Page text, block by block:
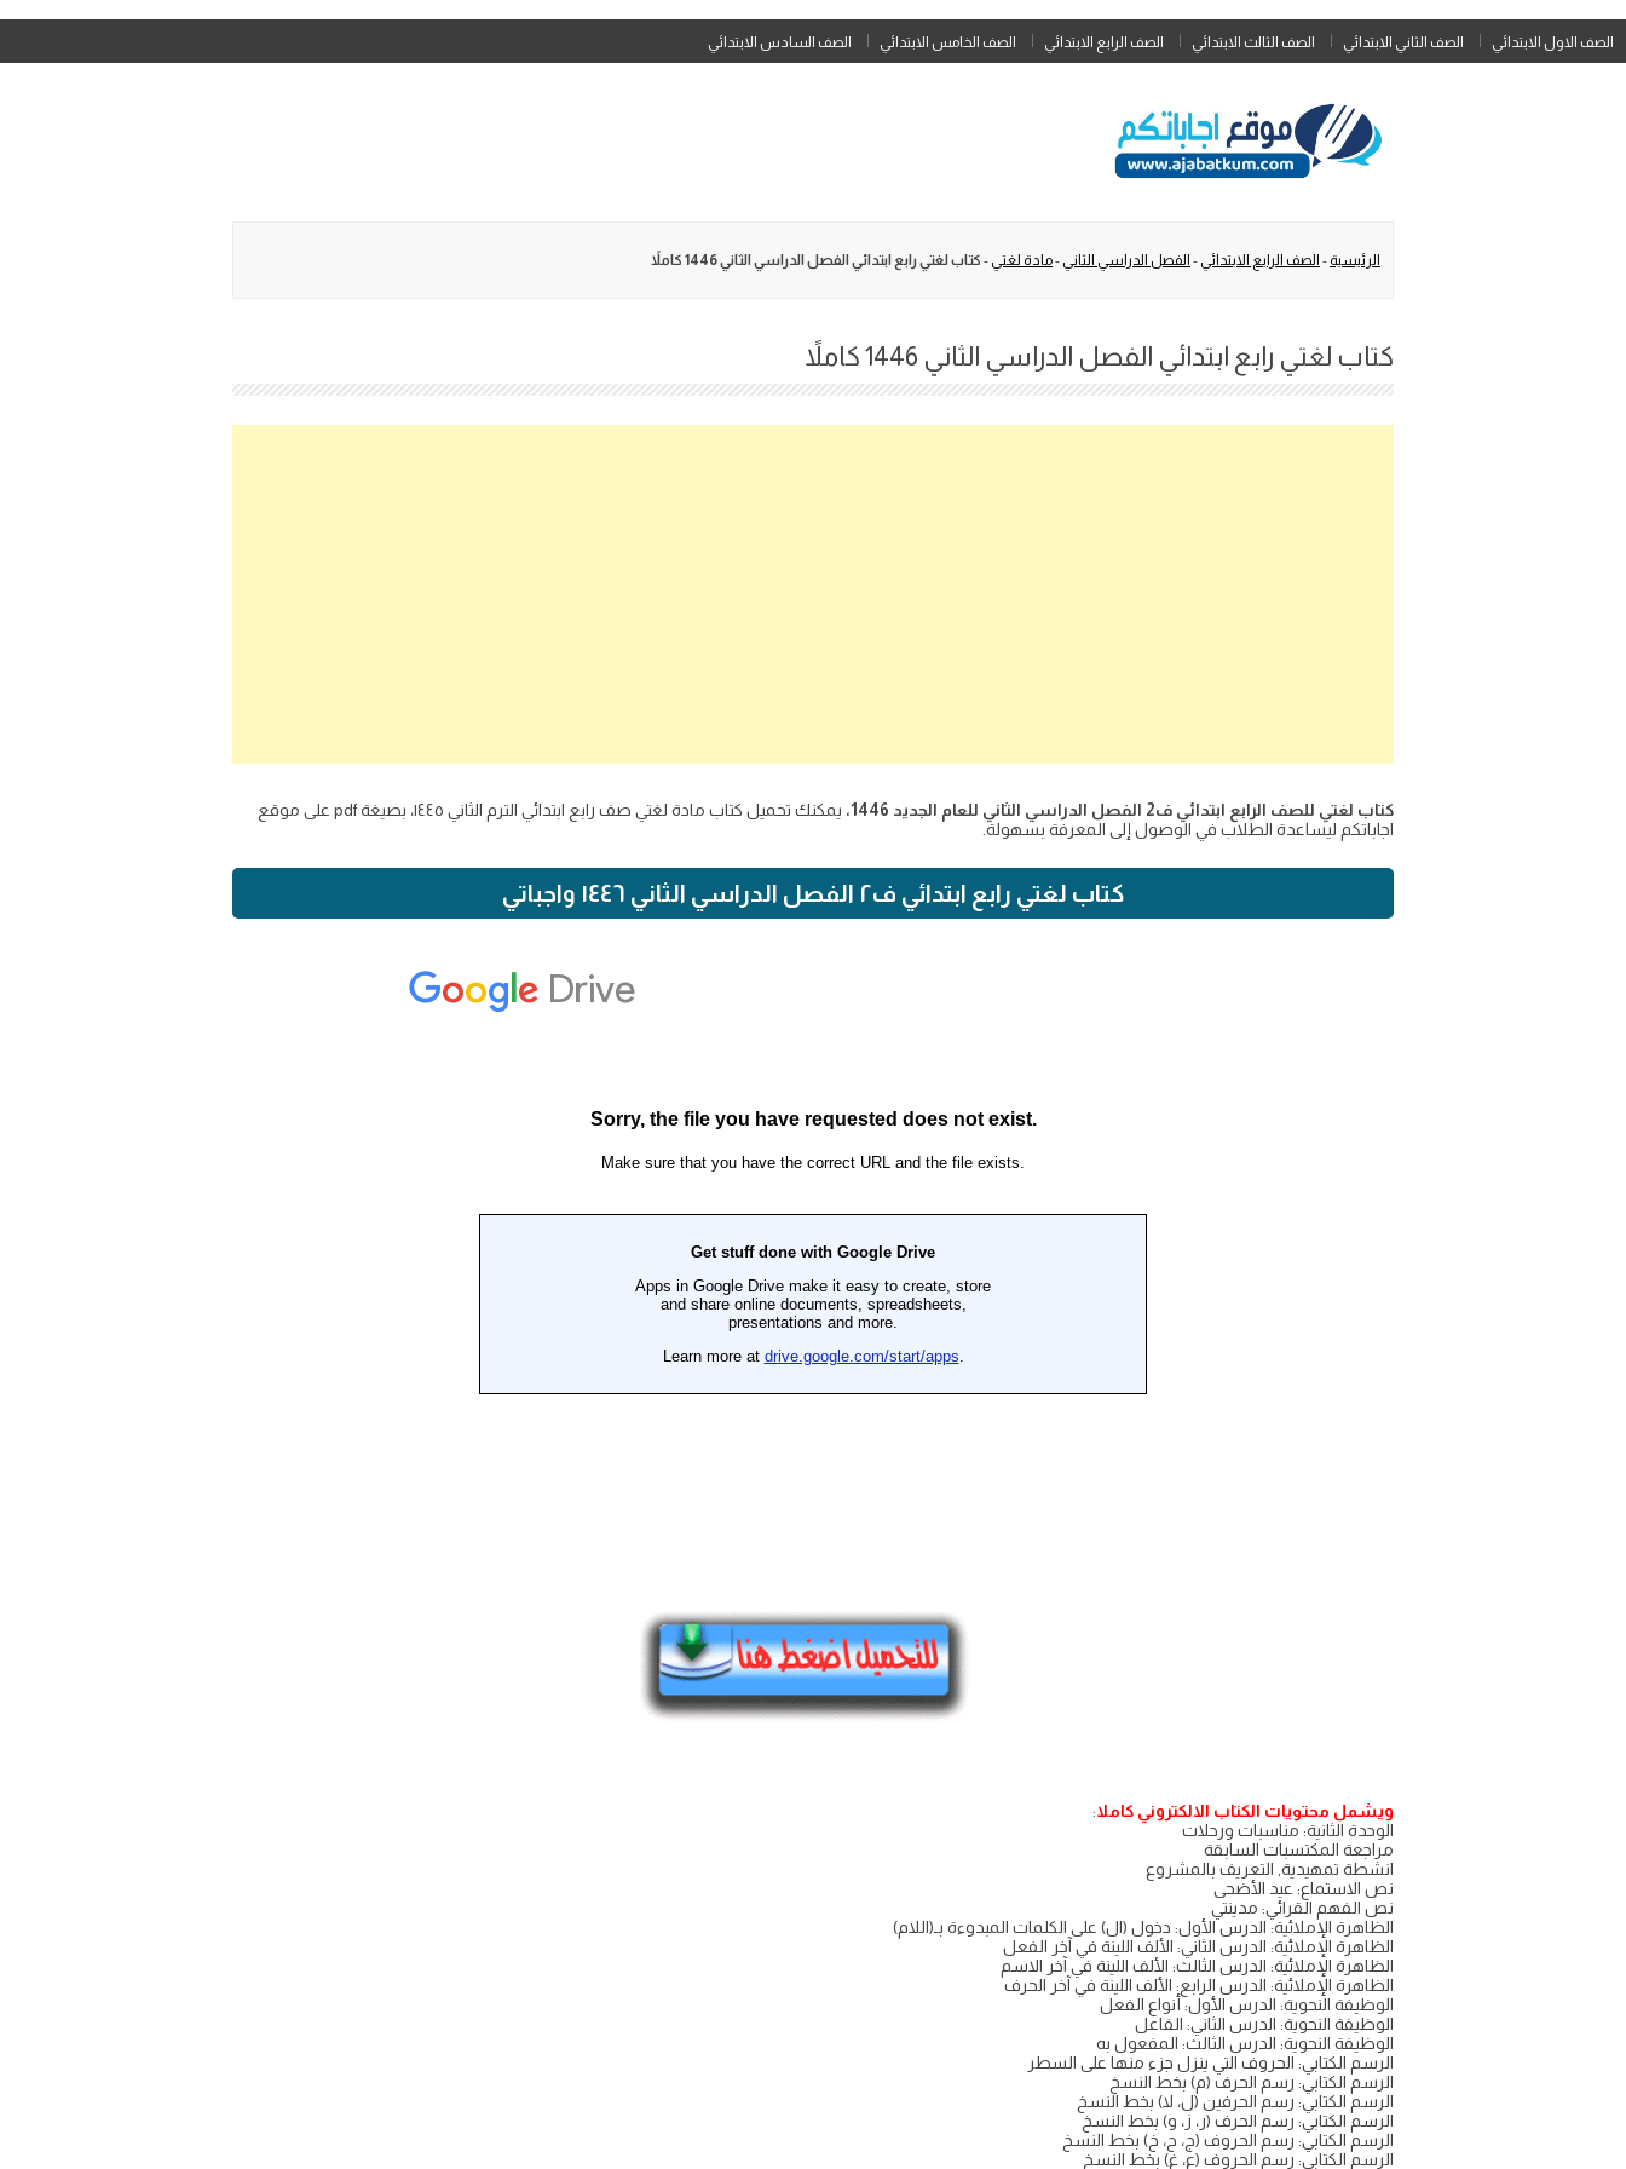
Skip
to
الصف الاول الابتدائي الصف الثاني الابتدائي الصف الثالث الابتدائي الصف الرابع الابتدائي الصف الخامس الابتدائي الصف السادس الابتدائي
الرئيسية - الصف الرابع الابتدائي - الفصل الدراسي الثاني -مادة لغتي - كتاب لغتي رابع ابتدائي الفصل الدراسي الثاني 1446 كاملاً
كتاب لغتي رابع ابتدائي الفصل الدراسي الثاني 1446 كاملاً
كتاب لغتي للصف الرابع ابتدائي ف2 الفصل الدراسي الثاني للعام الجديد 1446،
يمكنك تحميل كتاب مادة لغتي صف رابع ابتدائي الترم الثاني ١٤٤٥، بصيغة pdf على موقع
اجاباتكم ليساعدة الطلاب في الوصول إلى المعرفة بسهولة.
كتاب لغتي رابع ابتدائي ف٢ الفصل الدراسي الثاني ١٤٤٦ واجباتي
ويشمل محتويات الكتاب الالكتروني كاملا:
الوحدة الثانية: مناسبات ورحلات
مراجعة المكتسبات السابقة
انشطة تمهيدية, التعريف بالمشروع
نص الاستماع: عيد الأضحى
نص الفهم القرائي: مدينتي
الظاهرة الإملائية: الدرس الأول: دخول (ال) على الكلمات المبدوءة بـ(اللام)
الظاهرة الإملائية: الدرس الثاني: الألف اللينة في آخر الفعل
الظاهرة الإملائية: الدرس الثالث: الألف اللينة في آخر الاسم
الظاهرة الإملائية: الدرس الرابع: الألف اللينة في آخر الحرف
الوظيفة النحوية: الدرس الأول: أنواع الفعل
الوظيفة النحوية: الدرس الثاني: الفاعل
الوظيفة النحوية: الدرس الثالث: المفعول به
الرسم الكتابي: الحروف التي ينزل جزء منها على السطر
الرسم الكتابي: رسم الحرف (م) بخط النسخ
الرسم الكتابي: رسم الحرفين (ل، لا) بخط النسخ
الرسم الكتابي: رسم الحرف (ر، ز، و) بخط النسخ
الرسم الكتابي: رسم الحروف (ج، ح، خ) بخط النسخ
الرسم الكتابي: رسم الحروف (ع، غ) بخط النسخ